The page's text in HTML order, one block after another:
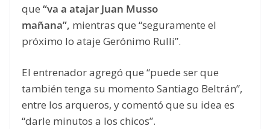
que “va a atajar Juan Musso
mañana”, mientras que “seguramente el
próximo lo ataje Gerónimo Rulli”.
El entrenador agregó que “puede ser que
también tenga su momento Santiago Beltrán”,
entre los arqueros, y comentó que su idea es
“darle minutos a los chicos”.